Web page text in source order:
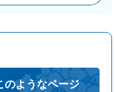
のようなページ